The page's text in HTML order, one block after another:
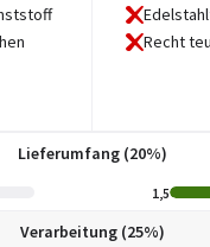
Recht
Lieferumfang (20%)
1,5
Verarbeitung (25%)